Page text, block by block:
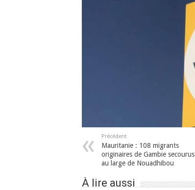
Précédent
Mauritanie : 108 migrants
originaires de Gambie secourus
au large de Nouadhibou
À lire aussi